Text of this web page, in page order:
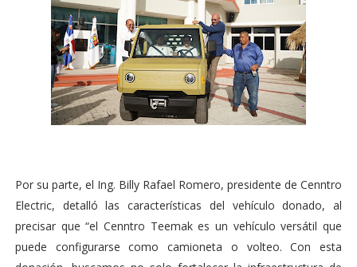
Por su parte, el Ing. Billy Rafael Romero, presidente de Cenntro
Electric, detalló las características del vehículo donado, al
precisar que “el Cenntro Teemak es un vehículo versátil que
puede configurarse como camioneta o volteo. Con esta